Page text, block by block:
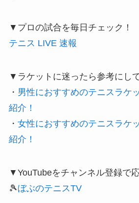
▼プロの試合を毎日チェック！
テニス LIVE 速報
▼ラケットに迷ったら参考にし
・ 男性におすすめのテニスラケ
紹介！
・ 女性におすすめのテニスラケ
紹介！
▼YouTubeをチャンネル登録で
🎾ぼぶのテニスTV